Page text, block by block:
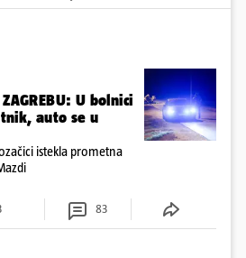
ZAGREBU: U bolnici
auto se u
istekla prometna
83